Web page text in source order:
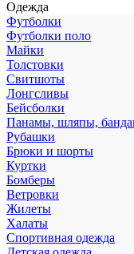
Одежда
Футболки
Футболки поло
Майки
Толстовки
Свитшоты
Лонгсливы
Бейсболки
Панамы, шляпы,
Рубашки
Брюки и шорты
Куртки
Бомберы
Ветровки
Жилеты
Халаты
Спортивная одежда